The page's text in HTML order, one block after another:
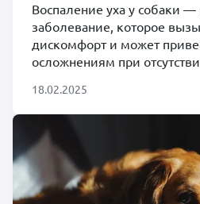
Воспаление уха у собаки —
заболевание, которое
дискомфорт и может
осложнениям при
18.02.2025